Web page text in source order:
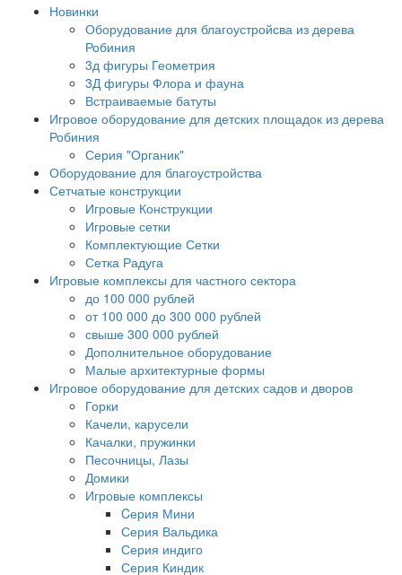
Новинки
Оборудование для благоустройсва из дерева
Робиния
3д фигуры Геометрия
3Д фигуры Флора и фауна
Встраиваемые батуты
Игровое оборудование для детских площадок из дерева
Робиния
Серия "Органик"
Оборудование для благоустройства
Сетчатые конструкции
Игровые Конструкции
Игровые сетки
Комплектующие Сетки
Сетка Радуга
Игровые комплексы для частного сектора
до 100 000 рублей
от 100 000 до 300 000 рублей
свыше 300 000 рублей
Дополнительное оборудование
Малые архитектурные формы
Игровое оборудование для детских садов и дворов
Горки
Качели, карусели
Качалки, пружинки
Песочницы, Лазы
Домики
Игровые комплексы
Cерия Мини
Серия Вальдика
Серия индиго
Серия Киндик